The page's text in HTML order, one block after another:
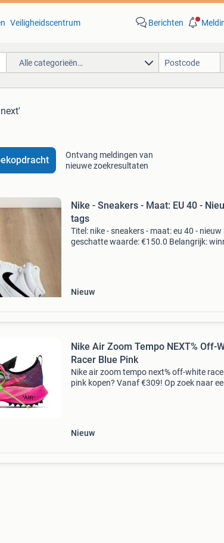
Veiligheidscentrum Berichten
Alle categorieën…
Ontvang meldingen van
nieuwe zoekresultaten
Nike - Sneakers - Maat: EU 40 -
tags
Titel: nike - sneakers - maat: eu 40 -
geschatte waarde: €150.0 Belangrijk:
Nieuw
Nike Air Zoom Tempo NEXT% Off-
Racer Blue Pink
Nike air zoom tempo next% off-white
pink kopen? Vanaf €309! Op zoek naar
Nieuw